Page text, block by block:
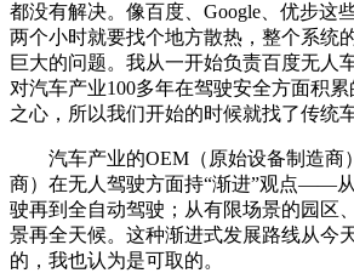
都没有解决。像百度、Google、优步这
两个小时就要找个地方散热，整个系统
巨大的问题。我从一开始负责百度无人
对汽车产业100多年在驾驶安全方面积
之心，所以我们开始的时候就找了传统
汽车产业的OEM（原始设备制造商
商）在无人驾驶方面持“渐进”观点——
驶再到全自动驾驶；从有限场景的园区
景再全天候。这种渐进式发展路线从今
的，我也认为是可取的。